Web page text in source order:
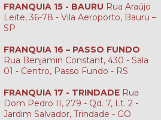
FRANQUIA 15 - BAURU Rua Araújo
Leite, 36-78 - Vila Aeroporto, Bauru –
SP
FRANQUIA 16 – PASSO FUNDO
Rua Benjamin Constant, 430 - Sala
01 - Centro, Passo Fundo - RS
FRANQUIA 17 - TRINDADE Rua
Dom Pedro II, 279 - Qd. 7, Lt. 2 -
Jardim Salvador, Trindade - GO